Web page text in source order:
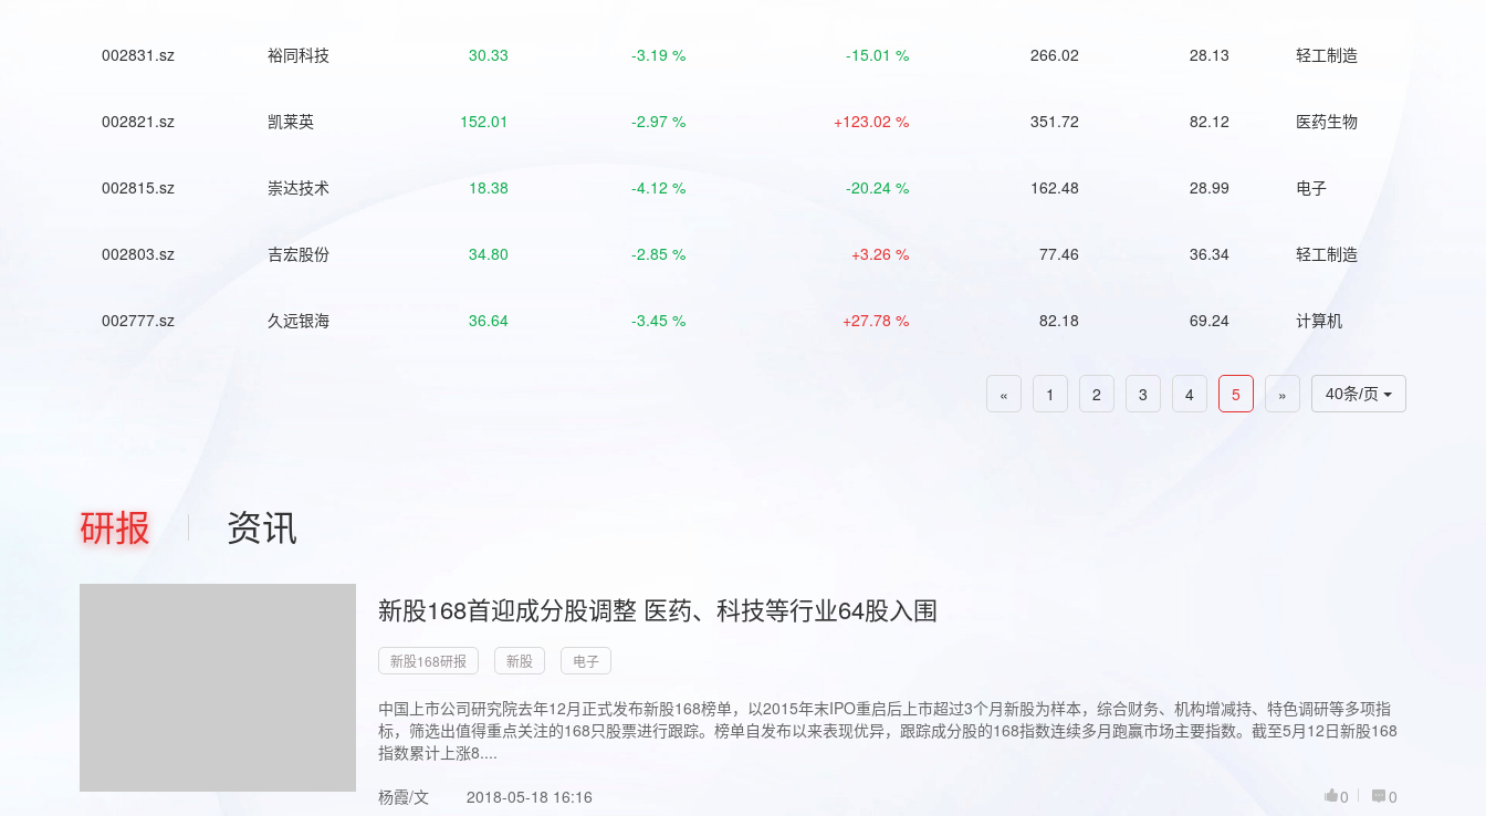
002831.sz 裕同科技 30.33 -3.19 % -15.01 % 266.02 28.13 轻工制造
002821.sz 凯莱英 152.01 -2.97 % +123.02 % 351.72 82.12 医药生物
002815.sz 崇达技术 18.38 -4.12 % -20.24 % 162.48 28.99 电子
002803.sz 吉宏股份 34.80 -2.85 % +3.26 % 77.46 36.34 轻工制造
002777.sz 久远银海 36.64 -3.45 % +27.78 % 82.18 69.24 计算机
40条/页
« 1 2 3 4 5 »
研报 资讯
新股168首迎成分股调整 医药、科技等行业64股入围
新股168研报 新股 电子
中国上市公司研究院去年12月正式发布新股168榜单，以2015年末IPO重启后上市超过3个月新股为样本，综合财务、机构增减持、特色调研等多项指
标，筛选出值得重点关注的168只股票进行跟踪。榜单自发布以来表现优异，跟踪成分股的168指数连续多月跑赢市场主要指数。截至5月12日新股168
指数累计上涨8....
杨霞/文
2018-05-18 16:16 0
0